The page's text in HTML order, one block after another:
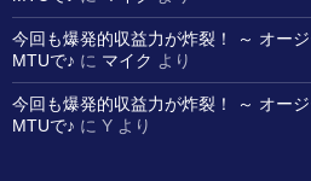
今回も爆発的収益力が炸裂！ ～ オー
MTUで♪ に マイク より
今回も爆発的収益力が炸裂！ ～ オー
MTUで♪ に Y より